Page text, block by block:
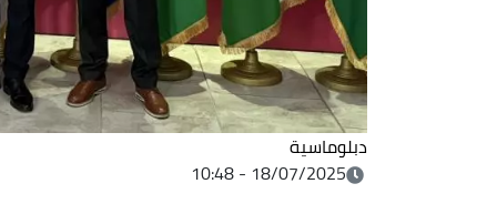
دبلوماسية
18/07/2025 - 10:48